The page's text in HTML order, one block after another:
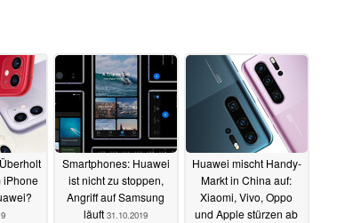
iPhone
Smartphones: Huawei
ist nicht zu stoppen,
Angriff auf Samsung
läuft 31.10.2019
Huawei mischt Handy-
Markt in China auf:
Xiaomi, Vivo, Oppo
und Apple stürzen ab